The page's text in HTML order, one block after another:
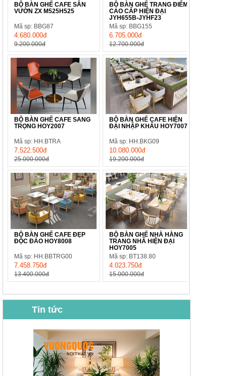
BỘ BÀN GHẾ CAFE SÂN
VƯỜN ZX M525H525
Mã sp: BBG87
4.680.000đ
9.200.000đ
BỘ BÀN GHẾ TRANG ĐIỂM
CAO CẤP HIỆN ĐẠI
JYH655B-JYHF23
Mã sp: BBG155
6.705.000đ
12.700.000đ
BỘ BÀN GHẾ CAFE SANG
TRỌNG HOY2007
Mã sp: HH.BTRA
7.522.500đ
25.000.000đ
BỘ BÀN GHẾ CAFE HIỆN
ĐẠI NHẬP KHẨU HOY7007
Mã sp: HH.BKG09
10.080.000đ
19.200.000đ
BỘ BÀN GHẾ CAFE ĐẸP
ĐỘC ĐÁO HOY8008
Mã sp: HH.BBTRG00
7.458.750đ
13.400.000đ
BỘ BÀN GHẾ NHÀ HÀNG
TRANG NHÃ HIỆN ĐẠI
HOY7005
Mã sp: BT138.80
4.023.750đ
15.000.000đ
BỘ BÀN GHẾ CAFE NHẬP
KHẨU CAO CẤP HOY7006
Mã sp: BT135
BỘ BÀN TRÀ GỖ TỰ NHIÊN
PHONG CÁCH TRUNG HOA
KIỂU MỚI...
Mã sp: BT138.80
Tin tức